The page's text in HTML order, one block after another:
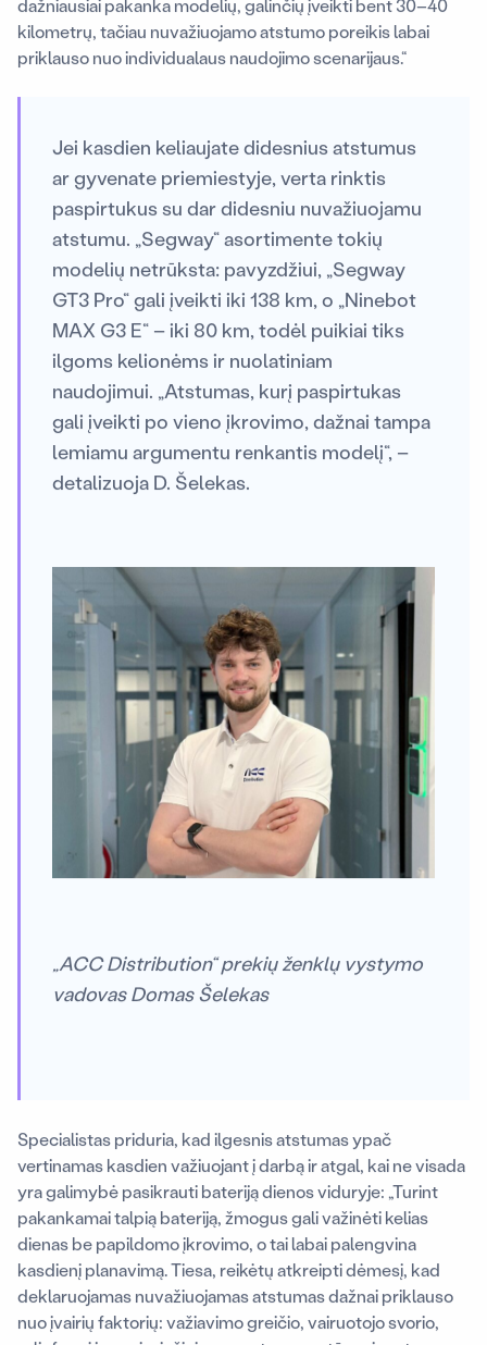
dažniausiai pakanka modelių, galinčių įveikti bent 30–40
kilometrų, tačiau nuvažiuojamo atstumo poreikis labai
priklauso nuo individualaus naudojimo scenarijaus.“
Jei kasdien keliaujate didesnius atstumus
ar gyvenate priemiestyje, verta rinktis
paspirtukus su dar didesniu nuvažiuojamu
atstumu. „Segway“ asortimente tokių
modelių netrūksta: pavyzdžiui, „Segway
GT3 Pro“ gali įveikti iki 138 km, o „Ninebot
MAX G3 E“ – iki 80 km, todėl puikiai tiks
ilgoms kelionėms ir nuolatiniam
naudojimui. „Atstumas, kurį paspirtukas
gali įveikti po vieno įkrovimo, dažnai tampa
lemiamu argumentu renkantis modelį“, –
detalizuoja D. Šelekas.
„ACC Distribution“ prekių ženklų vystymo
vadovas Domas Šelekas
Specialistas priduria, kad ilgesnis atstumas ypač
vertinamas kasdien važiuojant į darbą ir atgal, kai ne visada
yra galimybė pasikrauti bateriją dienos viduryje: „Turint
pakankamai talpią bateriją, žmogus gali važinėti kelias
dienas be papildomo įkrovimo, o tai labai palengvina
kasdienį planavimą. Tiesa, reikėtų atkreipti dėmesį, kad
deklaruojamas nuvažiuojamas atstumas dažnai priklauso
nuo įvairių faktorių: važiavimo greičio, vairuotojo svorio,